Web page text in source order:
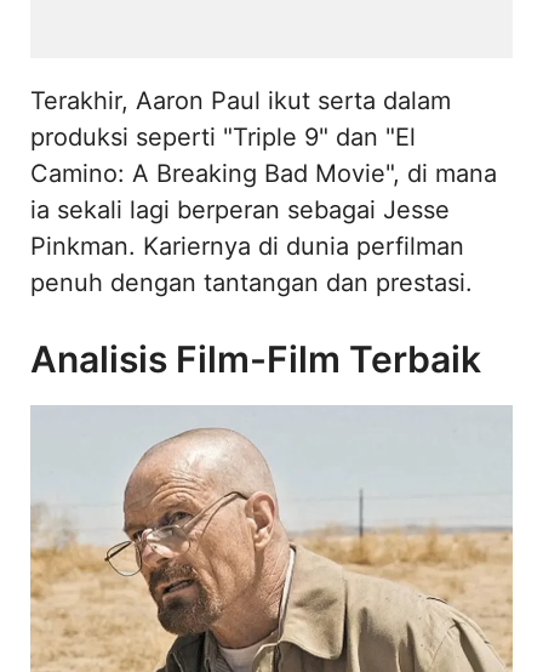
Terakhir, Aaron Paul ikut serta dalam
produksi seperti "Triple 9" dan "El
Camino: A Breaking Bad Movie", di mana
ia sekali lagi berperan sebagai Jesse
Pinkman. Kariernya di dunia perfilman
penuh dengan tantangan dan prestasi.
Analisis Film-Film Terbaik